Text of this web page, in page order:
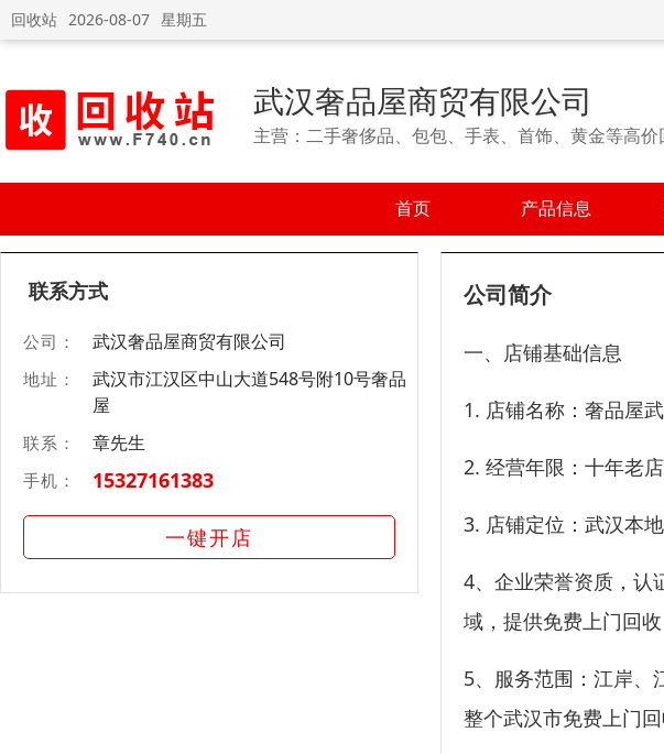
回收站 2026-08-07 星期五
武汉奢品屋商贸有限公司
主营：二手奢侈品、包包、手表、首饰、黄金等高
首页 产品信息
联系方式
公司： 武汉奢品屋商贸有限公司
地址：
武汉市江汉区中山大道548号附10号奢品
屋
联系： 章先生
手机： 15327161383
一键开店
公司简介
一、店铺基础信息
1. 店铺名称：奢品屋
2. 经营年限：十年老
3. 店铺定位：武汉本
4、企业荣誉资质，认
域，提供免费上门回
5、服务范围：江岸、
整个武汉市免费上门